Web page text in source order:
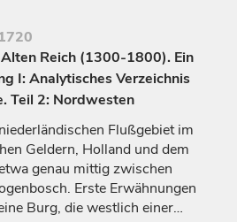
Reich (1300-1800). Ein
I: Analytisches Verzeichnis
Teil 2: Nordwesten
Flußgebiet im
Geldern, Holland und dem
genau mittig zwischen
Erste Erwähnungen
Burg, die westlich einer…